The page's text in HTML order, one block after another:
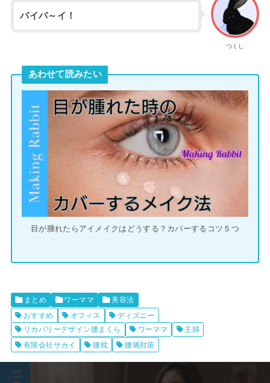
つくし
バイバ～イ！
あわせて読みたい
目が腫れたらアイメイクはどうする？カバーするコツ５つ
まとめ ワーママ
美容法
おすすめ
オフィス
ディズニー
リカバリーデザイン腰まくら
ワーママ
主婦
有限会社サカイ
腰枕 腰痛対策